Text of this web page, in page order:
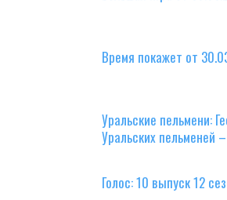
Время покажет от
Уральские пельмени:
Уральских пельменей
Голос: 10 выпуск 12